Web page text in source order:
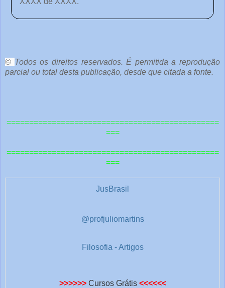
ê
u
a
1
© Todos os direitos reservados. É permitida a reprodução
parcial ou total desta publicação, desde que citada a fonte.
===============================================
===
===============================================
===
JusBrasil
@profjuliomartins
Filosofia - Artigos
>>>>>> Cursos Grátis <<<<<<